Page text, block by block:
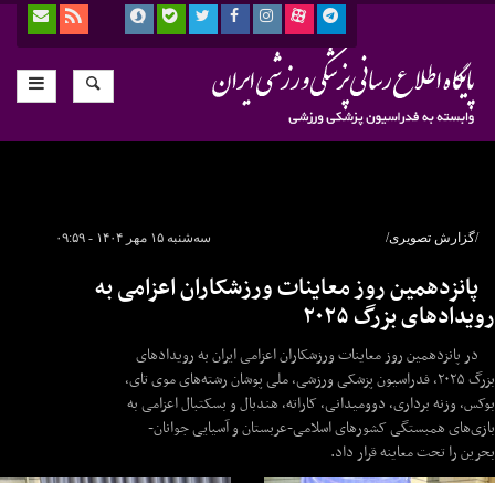
سه‌شنبه ۱۵ مهر ۱۴۰۴ - ۰۹:۵۹ /گزارش تصویری/
پانزدهمین روز معاینات ورزشکاران اعزامی به
رویدادهای بزرگ ۲۰۲۵
در پانزدهمین روز معاینات ورزشکاران اعزامی ایران به رویدادهای
بزرگ ۲۰۲۵، فدراسیون پزشکی ورزشی، ملی پوشان رشته‌های موی تای،
بوکس، وزنه برداری، دوومیدانی، کاراته، هندبال و بسکتبال اعزامی به
بازی‌های همبستگی کشورهای اسلامی-عربستان و آسیایی جوانان-
بحرین را تحت معاینه قرار داد.